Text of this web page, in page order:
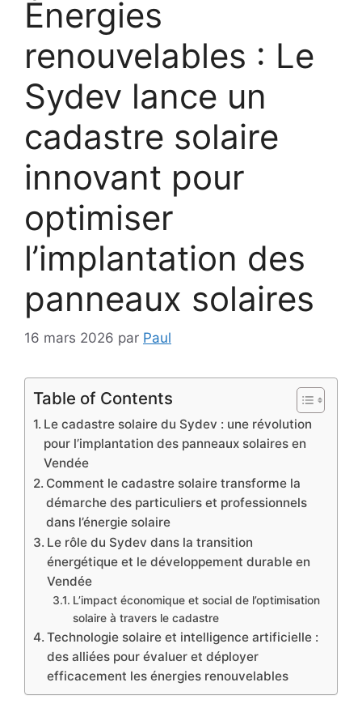
Énergies
renouvelables : Le
Sydev lance un
cadastre solaire
innovant pour
optimiser
l’implantation des
panneaux solaires
16 mars 2026 par Paul
Table of Contents
Le cadastre solaire du Sydev : une révolution
pour l’implantation des panneaux solaires en
Vendée
Comment le cadastre solaire transforme la
démarche des particuliers et professionnels
dans l’énergie solaire
Le rôle du Sydev dans la transition
énergétique et le développement durable en
Vendée
L’impact économique et social de l’optimisation
solaire à travers le cadastre
Technologie solaire et intelligence artificielle :
des alliées pour évaluer et déployer
efficacement les énergies renouvelables